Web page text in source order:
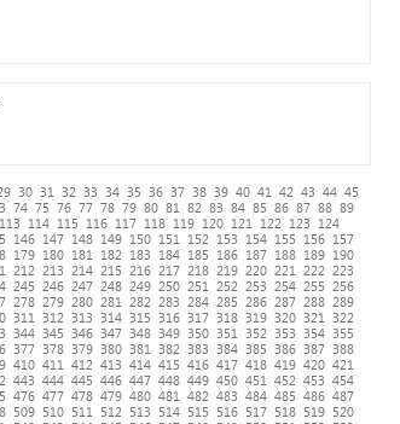
30 31 32 33 34 35 36 37 38 39 40 41 42 43 44 45
74 75 76 77 78 79 80 81 82 83 84 85 86 87 88 89
113 114 115 116 117 118 119 120 121 122 123
124
146 147 148 149 150 151 152 153 154 155 156 157
179 180 181 182 183 184 185 186 187 188 189 190
212 213 214 215 216 217 218 219 220 221 222
223
245 246 247 248 249 250 251 252 253 254 255
256
278 279 280 281 282 283 284 285 286 287 288 289
311 312 313 314 315 316 317 318 319 320 321
322
344 345 346 347 348 349 350 351 352 353 354 355
377 378 379 380 381 382 383 384 385 386 387 388
410 411 412 413 414 415 416 417 418 419 420 421
443 444 445 446 447 448 449 450 451 452 453 454
476 477 478 479 480 481 482 483 484 485 486 487
509 510 511 512 513 514 515 516 517 518 519 520